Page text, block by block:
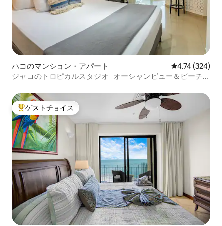
ハコのマンション・アパート レビュー324
4.74 (324)
ジャコのトロピカルスタジオ | オーシャンビュー＆ビーチま
大好評のゲストチョイスです。
ゲストチョイス